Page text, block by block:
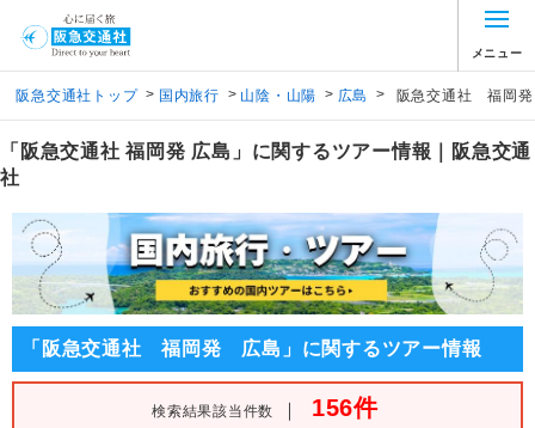
メニュー
阪急交通社トップ > 国内旅行 > 山陰・山陽 > 広島 > 阪急交通社 福岡
「阪急交通社 福岡発 広島」に関するツアー情報｜阪急交通
社
「阪急交通社 福岡発 広島」に関するツアー情報
検索結果該当件数 ｜ 156件